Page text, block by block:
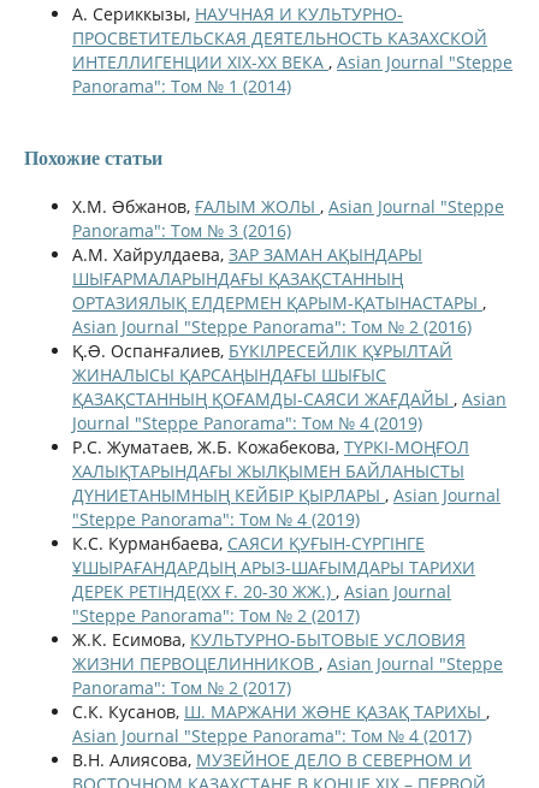
А. Сериккызы, НАУЧНАЯ И КУЛЬТУРНО-
ПРОСВЕТИТЕЛЬСКАЯ ДЕЯТЕЛЬНОСТЬ КАЗАХСКОЙ
ИНТЕЛЛИГЕНЦИИ ХІХ-ХХ ВЕКА , Asian Journal "Steppe
Panorama": Том № 1 (2014)
Похожие статьи
Х.М. Əбжанов, ҒАЛЫМ ЖОЛЫ , Asian Journal "Steppe
Panorama": Том № 3 (2016)
А.М. Хайрулдаева, ЗАР ЗАМАН АҚЫНДАРЫ
ШЫҒАРМАЛАРЫНДАҒЫ ҚАЗАҚСТАННЫҢ
ОРТАЗИЯЛЫҚ ЕЛДЕРМЕН ҚАРЫМ-ҚАТЫНАСТАРЫ ,
Asian Journal "Steppe Panorama": Том № 2 (2016)
Қ.Ə. Оспанғалиев, БҮКІЛРЕСЕЙЛІК ҚҰРЫЛТАЙ
ЖИНАЛЫСЫ ҚАРСАҢЫНДАҒЫ ШЫҒЫС
ҚАЗАҚСТАННЫҢ ҚОҒАМДЫ-САЯСИ ЖАҒДАЙЫ , Asian
Journal "Steppe Panorama": Том № 4 (2019)
Р.С. Жуматаев, Ж.Б. Кожабекова, ТҮРКІ-МОҢҒОЛ
ХАЛЫҚТАРЫНДАҒЫ ЖЫЛҚЫМЕН БАЙЛАНЫСТЫ
ДҮНИЕТАНЫМНЫҢ КЕЙБІР ҚЫРЛАРЫ , Asian Journal
"Steppe Panorama": Том № 4 (2019)
К.С. Курманбаева, САЯСИ ҚУҒЫН-СҮРГІНГЕ
ҰШЫРАҒАНДАРДЫҢ АРЫЗ-ШАҒЫМДАРЫ ТАРИХИ
ДЕРЕК РЕТІНДЕ(ХХ Ғ. 20-30 ЖЖ.) , Asian Journal
"Steppe Panorama": Том № 2 (2017)
Ж.К. Есимова, КУЛЬТУРНО-БЫТОВЫЕ УСЛОВИЯ
ЖИЗНИ ПЕРВОЦЕЛИННИКОВ , Asian Journal "Steppe
Panorama": Том № 2 (2017)
С.К. Кусанов, Ш. МАРЖАНИ ЖƏНЕ ҚАЗАҚ ТАРИХЫ ,
Asian Journal "Steppe Panorama": Том № 4 (2017)
В.Н. Алиясова, МУЗЕЙНОЕ ДЕЛО В СЕВЕРНОМ И